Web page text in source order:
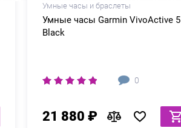
Умные часы и браслеты
Умные часы Garmin VivoActive 5
Black
0
21 880 ₽